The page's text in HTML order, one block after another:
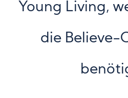
Young Living,
die Believe-